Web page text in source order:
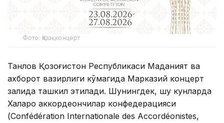
Фото: Қазақконцерт
Танлов Қозоғистон Республикаси Маданият ва
ахборот вазирлиги кўмагида Марказий концерт
залида ташкил этилади. Шунингдек, шу кунларда
Халқаро аккордеончилар конфедерацияси
(Confédération Internationale des Accordéonistes,